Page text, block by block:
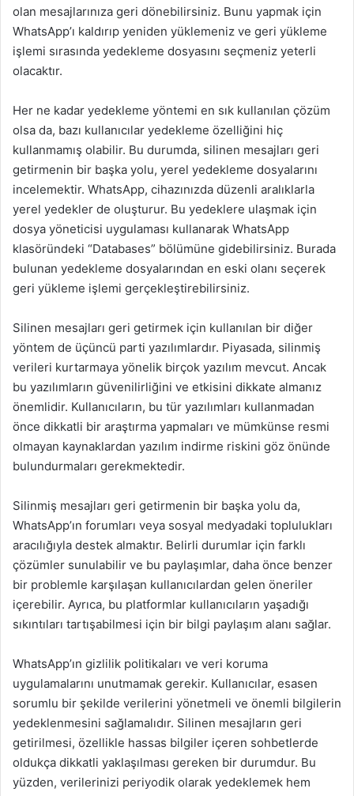
olan mesajlarınıza geri dönebilirsiniz. Bunu yapmak için
WhatsApp’ı kaldırıp yeniden yüklemeniz ve geri yükleme
işlemi sırasında yedekleme dosyasını seçmeniz yeterli
olacaktır.
Her ne kadar yedekleme yöntemi en sık kullanılan çözüm
olsa da, bazı kullanıcılar yedekleme özelliğini hiç
kullanmamış olabilir. Bu durumda, silinen mesajları geri
getirmenin bir başka yolu, yerel yedekleme dosyalarını
incelemektir. WhatsApp, cihazınızda düzenli aralıklarla
yerel yedekler de oluşturur. Bu yedeklere ulaşmak için
dosya yöneticisi uygulaması kullanarak WhatsApp
klasöründeki “Databases” bölümüne gidebilirsiniz. Burada
bulunan yedekleme dosyalarından en eski olanı seçerek
geri yükleme işlemi gerçekleştirebilirsiniz.
Silinen mesajları geri getirmek için kullanılan bir diğer
yöntem de üçüncü parti yazılımlardır. Piyasada, silinmiş
verileri kurtarmaya yönelik birçok yazılım mevcut. Ancak
bu yazılımların güvenilirliğini ve etkisini dikkate almanız
önemlidir. Kullanıcıların, bu tür yazılımları kullanmadan
önce dikkatli bir araştırma yapmaları ve mümkünse resmi
olmayan kaynaklardan yazılım indirme riskini göz önünde
bulundurmaları gerekmektedir.
Silinmiş mesajları geri getirmenin bir başka yolu da,
WhatsApp’ın forumları veya sosyal medyadaki toplulukları
aracılığıyla destek almaktır. Belirli durumlar için farklı
çözümler sunulabilir ve bu paylaşımlar, daha önce benzer
bir problemle karşılaşan kullanıcılardan gelen öneriler
içerebilir. Ayrıca, bu platformlar kullanıcıların yaşadığı
sıkıntıları tartışabilmesi için bir bilgi paylaşım alanı sağlar.
WhatsApp’ın gizlilik politikaları ve veri koruma
uygulamalarını unutmamak gerekir. Kullanıcılar, esasen
sorumlu bir şekilde verilerini yönetmeli ve önemli bilgilerin
yedeklenmesini sağlamalıdır. Silinen mesajların geri
getirilmesi, özellikle hassas bilgiler içeren sohbetlerde
oldukça dikkatli yaklaşılması gereken bir durumdur. Bu
yüzden, verilerinizi periyodik olarak yedeklemek hem